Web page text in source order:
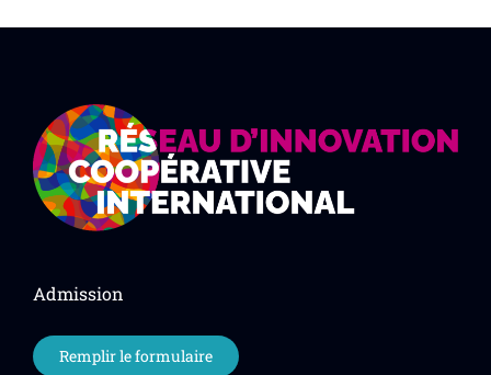
Admission
Remplir le formulaire